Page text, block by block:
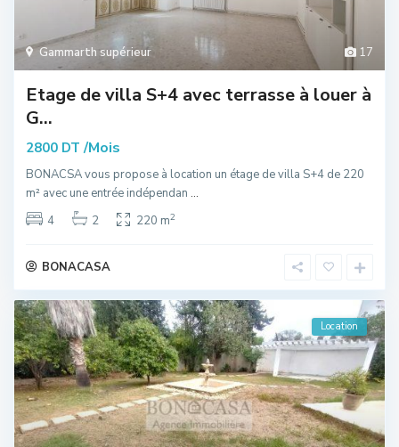
17
Gammarth supérieur
Etage de villa S+4 avec terrasse à louer à
G...
2800 DT /Mois
BONACSA vous propose à location un étage de villa S+4 de 220
m² avec une entrée indépendan ...
4
2 220 m2
BONACASA
Location